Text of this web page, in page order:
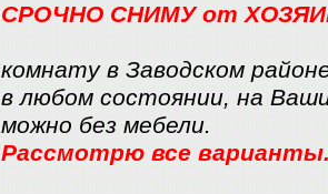
СРОЧНО СНИМУ от
комнату в Заводском
в любом состоянии, на
можно без мебели.
Рассмотрю все